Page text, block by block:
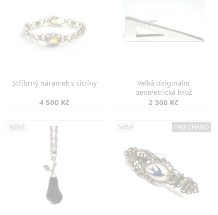
Stříbrný náramek s citríny
4 500 Kč
Velká oiriginální
geometrická brož
2 300 Kč
NOVÉ NOVÉ OBJEDNÁNO